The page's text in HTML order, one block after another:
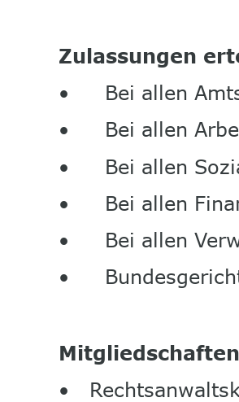
Zulassungen
•
Bei allen
•
Bei allen
•
Bei allen
•
Bei allen
•
Bei allen
•
Mitgliedschaften
•